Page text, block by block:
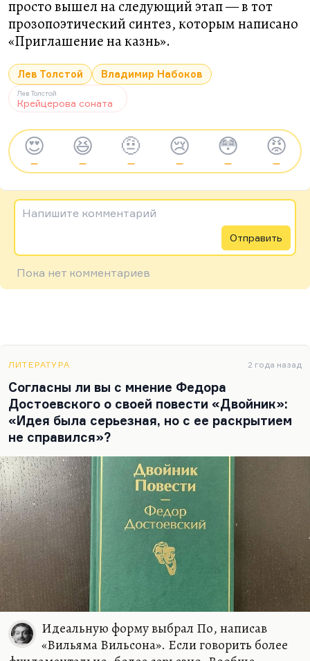
просто вышел на следующий этап — в тот
прозопоэтический синтез, которым написано
«Приглашение на казнь».
Лев Толстой Владимир Набоков
Лев Толстой
Крейцерова соната
😍
—
😆
—
🤨
—
😢
—
😳
—
😡
—
Напишите комментарий
Отправить
Пока нет комментариев
ЛИТЕРАТУРА 2 года назад
Согласны ли вы с мнение Федора
Достоевского о своей повести «Двойник»:
«Идея была серьезная, но с ее раскрытием
не справился»?
Идеальную форму выбрал По, написав
«Вильяма Вильсона». Если говорить более